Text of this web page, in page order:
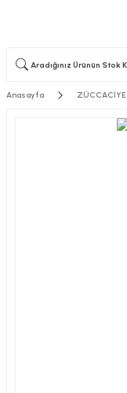
Anasayfa ZÜCCACİYE